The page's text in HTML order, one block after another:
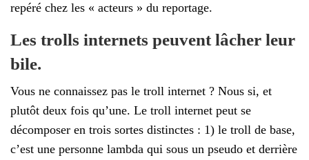
repéré chez les « acteurs » du reportage.
Les trolls internets peuvent lâcher leur
bile.
Vous ne connaissez pas le troll internet ? Nous si, et
plutôt deux fois qu’une. Le troll internet peut se
décomposer en trois sortes distinctes : 1) le troll de base,
c’est une personne lambda qui sous un pseudo et derrière